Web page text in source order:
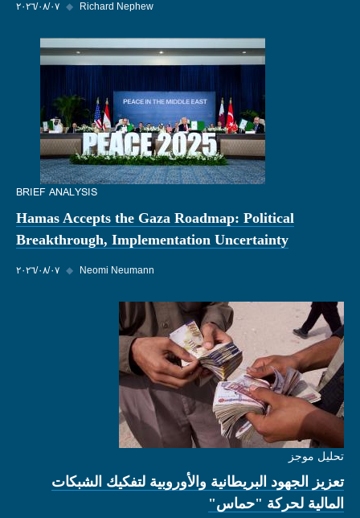
٠٧‏/٠٨‏/٢٠٢٦ ◆ Richard Nephew
BRIEF ANALYSIS
Hamas Accepts the Gaza Roadmap: Political
Breakthrough, Implementation Uncertainty
٠٧‏/٠٨‏/٢٠٢٦ ◆ Neomi Neumann
تحليل موجز
تعزيز الجهود البريطانية والأوروبية لتفكيك الشبكات
المالية لحركة "حماس"